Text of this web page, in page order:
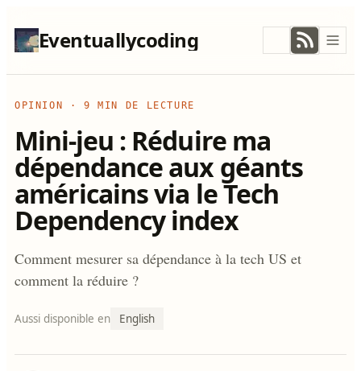
Eventuallycoding
OPINION ·9 MIN DE LECTURE
Mini-jeu : Réduire ma
dépendance aux géants
américains via le Tech
Dependency index
Comment mesurer sa dépendance à la tech US et
comment la réduire ?
Aussi disponible en English